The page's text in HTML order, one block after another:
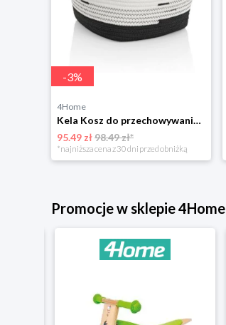
-3%
4Home
Kela Kosz do przechowywania Hedda, 28 x 28 x 15 cm KELA
95.49 zł98.49 zł*
*najniższa cena z 30 dni przed obniżką
Promocje w sklepie 4Home